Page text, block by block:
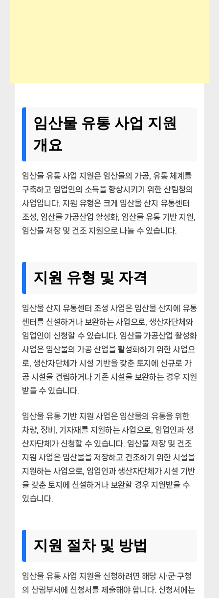
임산물 유통 사업 지원
개요
임산물 유통 사업 지원은 임산물의 가공, 유통 체계를
구축하고 임업인의 소득을 향상시키기 위한 산림청의
사업입니다. 지원 유형은 크게 임산물 산지 유통센터
조성, 임산물 가공산업 활성화, 임산물 유통 기반 지원,
임산물 저장 및 건조 지원으로 나눌 수 있습니다.
지원 유형 및 자격
임산물 산지 유통센터 조성 사업은 임산물 산지에 유통
센터를 신설하거나 보완하는 사업으로, 생산자단체와
임업인이 신청할 수 있습니다. 임산물 가공산업 활성화
사업은 임산물의 가공 산업을 활성화하기 위한 사업으
로, 생산자단체가 시설 기반을 갖춘 토지에 신규로 가
공 시설을 건립하거나 기존 시설을 보완하는 경우 지원
받을 수 있습니다.
임산물 유통 기반 지원 사업은 임산물의 유통을 위한
차량, 장비, 기자재를 지원하는 사업으로, 임업인과 생
산자단체가 신청할 수 있습니다. 임산물 저장 및 건조
지원 사업은 임산물을 저장하고 건조하기 위한 시설을
지원하는 사업으로, 임업인과 생산자단체가 시설 기반
을 갖춘 토지에 신설하거나 보완할 경우 지원받을 수
있습니다.
지원 절차 및 방법
임산물 유통 사업 지원을 신청하려면 해당 시·군·구청
의 산림부서에 신청서를 제출해야 합니다. 신청서에는